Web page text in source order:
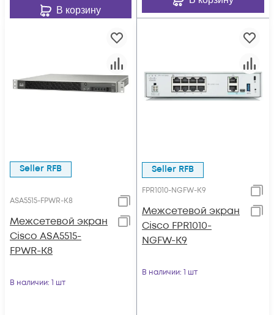
В корзину
Seller RFB
ASA5515-FPWR-K8
Межсетевой экран
Cisco ASA5515-
FPWR-K8
В наличии: 1 шт
Seller RFB
FPR1010-NGFW-K9
Межсетевой экран
Cisco FPR1010-
NGFW-K9
В наличии: 1 шт